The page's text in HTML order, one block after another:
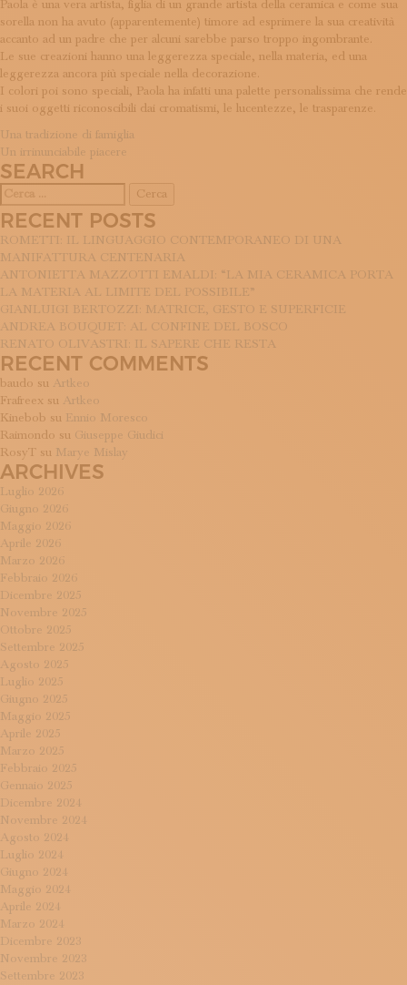
ISCRIVITI ALLA NEWSLETTER
SOSTIENICI
MAGAZINE
TUTTI I CONTENUTI
NEWS
INTERVISTE
ITINERARI
ISCRIVITI
LOGIN
Paola è una vera artista, figlia di un grande artista della ceramica e come sua
sorella non ha avuto (apparentemente) timore ad esprimere la sua creatività
accanto ad un padre che per alcuni sarebbe parso troppo ingombrante.
Le sue creazioni hanno una leggerezza speciale, nella materia, ed una
leggerezza ancora più speciale nella decorazione.
I colori poi sono speciali, Paola ha infatti una palette personalissima che rende
i suoi oggetti riconoscibili dai cromatismi, le lucentezze, le trasparenze.
NAVIGAZIONE
ARTICOLI
Una tradizione di famiglia
Un irrinunciabile piacere
SEARCH
per:
RECENT POSTS
ROMETTI: IL LINGUAGGIO CONTEMPORANEO DI UNA
MANIFATTURA CENTENARIA
ANTONIETTA MAZZOTTI EMALDI: “LA MIA CERAMICA PORTA
LA MATERIA AL LIMITE DEL POSSIBILE”
GIANLUIGI BERTOZZI: MATRICE, GESTO E SUPERFICIE
ANDREA BOUQUET: AL CONFINE DEL BOSCO
RENATO OLIVASTRI: IL SAPERE CHE RESTA
RECENT COMMENTS
baudo su Artkeo
Frafreex su Artkeo
Kinebob su Ennio Moresco
Raimondo su Giuseppe Giudici
RosyT su Marye Mislay
ARCHIVES
Luglio 2026
Giugno 2026
Maggio 2026
Aprile 2026
Marzo 2026
Febbraio 2026
Dicembre 2025
Novembre 2025
Ottobre 2025
Settembre 2025
Agosto 2025
Luglio 2025
Giugno 2025
Maggio 2025
Aprile 2025
Marzo 2025
Febbraio 2025
Gennaio 2025
Dicembre 2024
Novembre 2024
Agosto 2024
Luglio 2024
Giugno 2024
Maggio 2024
Aprile 2024
Marzo 2024
Dicembre 2023
Novembre 2023
Settembre 2023